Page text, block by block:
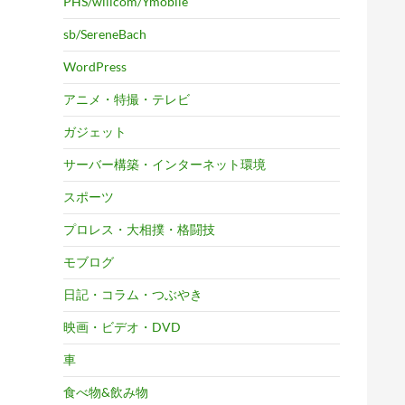
sb/SereneBach
WordPress
アニメ・特撮・テレビ
ガジェット
サーバー構築・インターネット環境
スポーツ
プロレス・大相撲・格闘技
モブログ
日記・コラム・つぶやき
映画・ビデオ・DVD
車
食べ物&飲み物